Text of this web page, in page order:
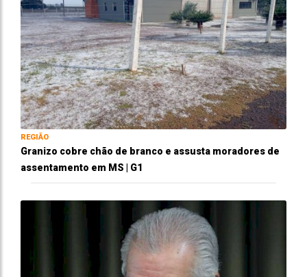
REGIÃO
Granizo cobre chão de branco e assusta moradores de
assentamento em MS | G1